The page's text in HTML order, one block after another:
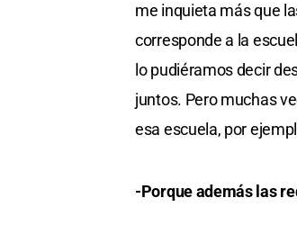
me inquieta más que
corresponde a la
lo pudiéramos decir
juntos. Pero muchas
esa escuela, por
-Porque además las